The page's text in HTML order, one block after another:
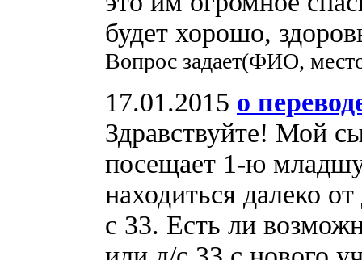
будет хорошо,
Вопрос задает(ФИО,
17.01.2015 о
Здравствуйте! Мой
посещает 1-ю
находиться далеко
с 33. Есть ли